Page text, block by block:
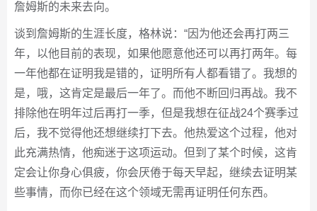
詹姆斯的未来去向。
谈到詹姆斯的生涯长度，格林说：“因为他还会再打两三
年，以他目前的表现，如果他愿意他还可以再打两年。每
一年他都在证明我是错的，证明所有人都看错了。我想的
是，哦，这肯定是最后一年了。而他不断回归再战。我不
排除他在明年过后再打一季，但是我想在征战24个赛季过
后，我不觉得他还想继续打下去。他热爱这个过程，他对
此充满热情，他痴迷于这项运动。但到了某个时候，这肯
定会让你身心俱疲，你会厌倦于每天早起，继续去证明某
些事情，而你已经在这个领域无需再证明任何东西。